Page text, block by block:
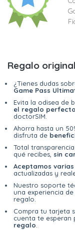
Regalo
¿Tienes dudas
Game Pass
Evita la odisea de
el regalo
doctorSIM.
Ahorra hasta un
disfruta de
Total
qué recibes, sin
Aceptamos varias
actualizadas y
Nuestro soporte
una experiencia
regalo.
Compra tu tarjeta
cuenta te esperan
regalo